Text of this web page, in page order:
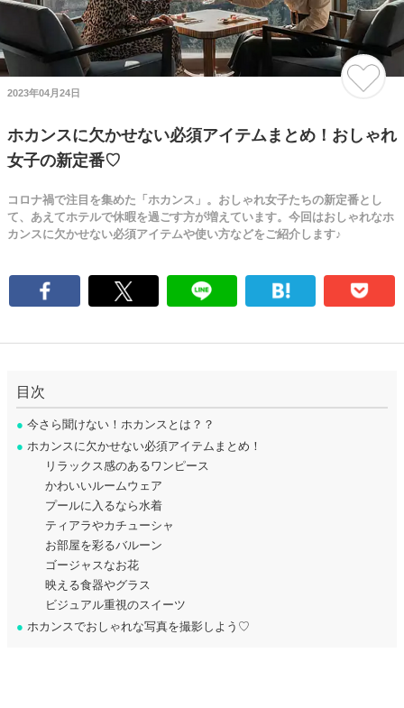
2023年04月24日
ホカンスに欠かせない必須アイテムまとめ！おしゃれ
女子の新定番♡
コロナ禍で注目を集めた「ホカンス」。おしゃれ女子たちの新定番とし
て、あえてホテルで休暇を過ごす方が増えています。今回はおしゃれなホ
カンスに欠かせない必須アイテムや使い方などをご紹介します♪
目次
● 今さら聞けない！ホカンスとは？？
● ホカンスに欠かせない必須アイテムまとめ！
リラックス感のあるワンピース
かわいいルームウェア
プールに入るなら水着
ティアラやカチューシャ
お部屋を彩るバルーン
ゴージャスなお花
映える食器やグラス
ビジュアル重視のスイーツ
● ホカンスでおしゃれな写真を撮影しよう♡